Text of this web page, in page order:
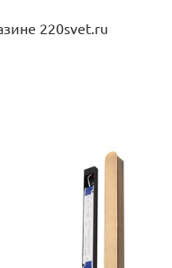
220svet.ru